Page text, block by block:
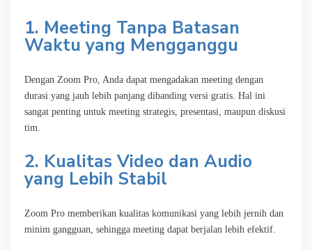
1. Meeting Tanpa Batasan
Waktu yang Mengganggu
Dengan Zoom Pro, Anda dapat mengadakan meeting dengan
durasi yang jauh lebih panjang dibanding versi gratis. Hal ini
sangat penting untuk meeting strategis, presentasi, maupun diskusi
tim.
2. Kualitas Video dan Audio
yang Lebih Stabil
Zoom Pro memberikan kualitas komunikasi yang lebih jernih dan
minim gangguan, sehingga meeting dapat berjalan lebih efektif.